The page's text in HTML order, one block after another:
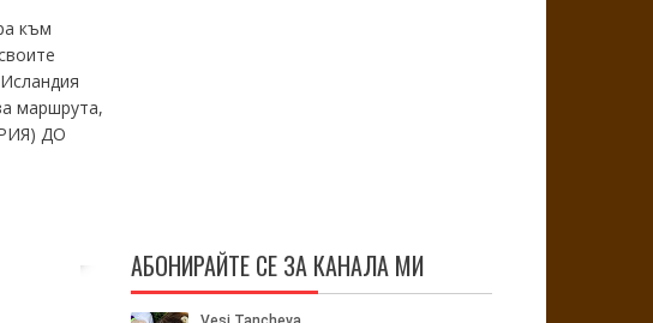
към
маршрута,
ДО
АБОНИРАЙТЕ СЕ ЗА КАНАЛА МИ